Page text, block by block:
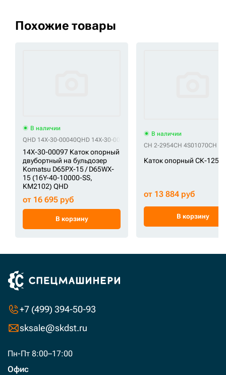
Похожие товары
В наличии
QHD 14X-30-00040QHD 14X-30-00041
14X-30-00097 Каток опорный
двубортный на бульдозер
Komatsu D65PX-15 / D65WX-
15 (16Y-40-10000-SS,
KM2102) QHD
от 16 695 руб
В корзину
В наличии
CH 2-2954CH 4S01070CH
Каток опорный СК-
от 13 884 руб
В корзину
+7 (499) 394-50-93
sksale@skdst.ru
Пн-Пт 8:00–17:00
Офис